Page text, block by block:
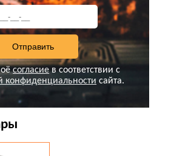
согласиев соответствии с
конфиденциальности сайта.